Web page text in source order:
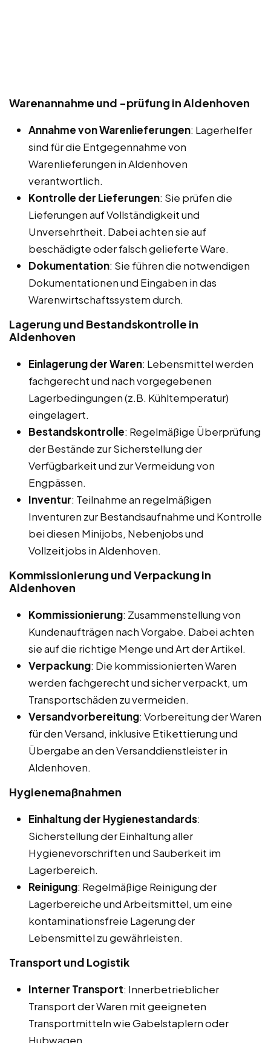
Warenannahme und -prüfung in Aldenhoven
Annahme von Warenlieferungen: Lagerhelfer
sind für die Entgegennahme von
Warenlieferungen in Aldenhoven
verantwortlich.
Kontrolle der Lieferungen: Sie prüfen die
Lieferungen auf Vollständigkeit und
Unversehrtheit. Dabei achten sie auf
beschädigte oder falsch gelieferte Ware.
Dokumentation: Sie führen die notwendigen
Dokumentationen und Eingaben in das
Warenwirtschaftssystem durch.
Lagerung und Bestandskontrolle in
Aldenhoven
Einlagerung der Waren: Lebensmittel werden
fachgerecht und nach vorgegebenen
Lagerbedingungen (z.B. Kühltemperatur)
eingelagert.
Bestandskontrolle: Regelmäßige Überprüfung
der Bestände zur Sicherstellung der
Verfügbarkeit und zur Vermeidung von
Engpässen.
Inventur: Teilnahme an regelmäßigen
Inventuren zur Bestandsaufnahme und Kontrolle
bei diesen Minijobs, Nebenjobs und
Vollzeitjobs in Aldenhoven.
Kommissionierung und Verpackung in
Aldenhoven
Kommissionierung: Zusammenstellung von
Kundenaufträgen nach Vorgabe. Dabei achten
sie auf die richtige Menge und Art der Artikel.
Verpackung: Die kommissionierten Waren
werden fachgerecht und sicher verpackt, um
Transportschäden zu vermeiden.
Versandvorbereitung: Vorbereitung der Waren
für den Versand, inklusive Etikettierung und
Übergabe an den Versanddienstleister in
Aldenhoven.
Hygienemaßnahmen
Einhaltung der Hygienestandards:
Sicherstellung der Einhaltung aller
Hygienevorschriften und Sauberkeit im
Lagerbereich.
Reinigung: Regelmäßige Reinigung der
Lagerbereiche und Arbeitsmittel, um eine
kontaminationsfreie Lagerung der
Lebensmittel zu gewährleisten.
Transport und Logistik
Interner Transport: Innerbetrieblicher
Transport der Waren mit geeigneten
Transportmitteln wie Gabelstaplern oder
Hubwagen.